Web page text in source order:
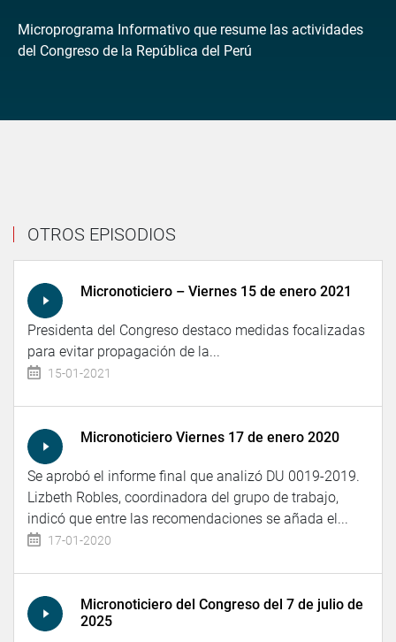
Microprograma Informativo que resume las actividades
del Congreso de la República del Perú
OTROS EPISODIOS
Micronoticiero – Viernes 15 de enero 2021
Presidenta del Congreso destaco medidas focalizadas
para evitar propagación de la...
15-01-2021
Micronoticiero Viernes 17 de enero 2020
Se aprobó el informe final que analizó DU 0019-2019.
Lizbeth Robles, coordinadora del grupo de trabajo,
indicó que entre las recomendaciones se añada el...
17-01-2020
Micronoticiero del Congreso del 7 de julio de
2025